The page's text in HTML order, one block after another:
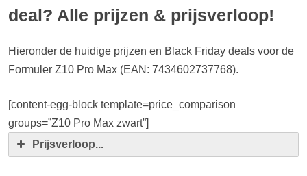
deal? Alle prijzen & prijsverloop!
Hieronder de huidige prijzen en Black Friday deals voor de
Formuler Z10 Pro Max (EAN: 7434602737768).
[content-egg-block template=price_comparison
groups=”Z10 Pro Max zwart”]
Prijsverloop...